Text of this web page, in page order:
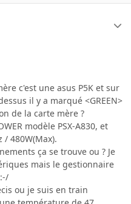
c'est une asus P5K et sur
il y a marqué <GREEN>
de la carte mère ?
modèle PSX-A830, et
/ 480W(Max).
ça se trouve ou ? Je
mais le gestionnaire
ou je suis en train